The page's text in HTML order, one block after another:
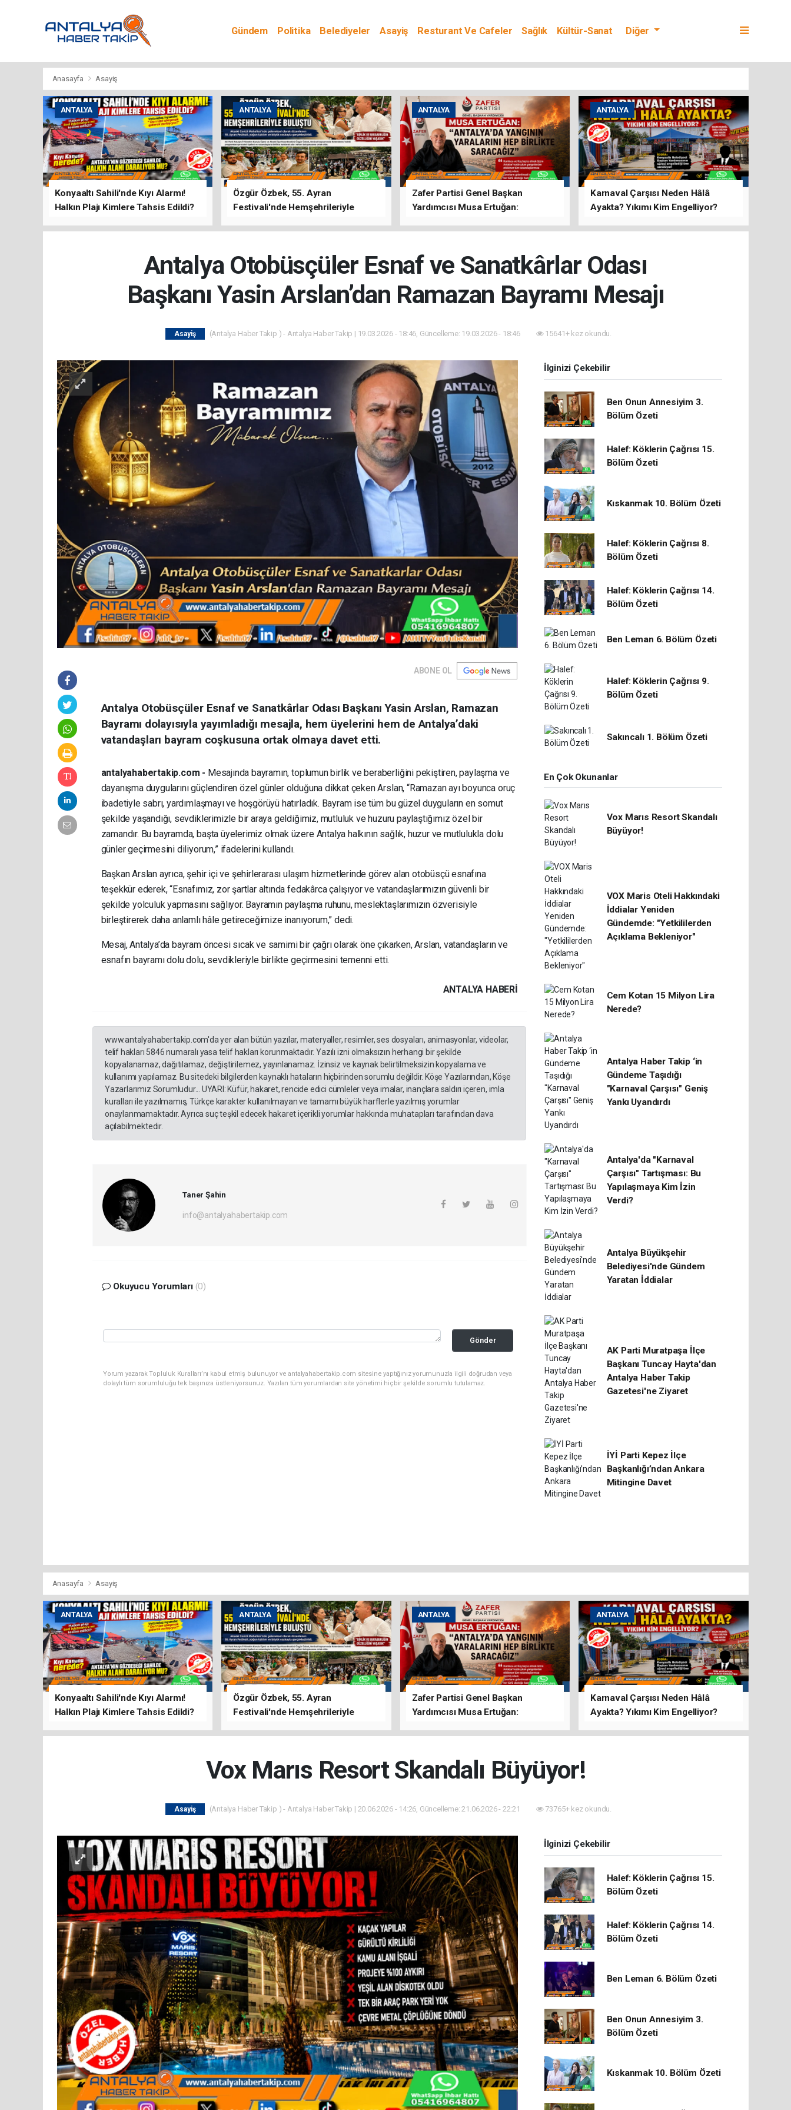
Gündem Politika Belediyeler Asayiş Resturant Ve Cafeler Sağlık
Kültür-Sanat
Diğer
Anasayfa Asayiş
ANTALYA
Konyaaltı Sahili'nde Kıyı Alarmı!
Halkın Plajı Kimlere Tahsis Edildi?
ANTALYA
Özgür Özbek, 55. Ayran
Festivali'nde Hemşehrileriyle
ANTALYA
Zafer Partisi Genel Başkan
Yardımcısı Musa Ertuğan:
ANTALYA
Karnaval Çarşısı Neden Hâlâ
Ayakta? Yıkımı Kim Engelliyor?
Antalya Otobüsçüler Esnaf ve Sanatkârlar Odası
Başkanı Yasin Arslan’dan Ramazan Bayramı Mesajı
Asayiş (Antalya Haber Takip ) - Antalya Haber Takip | 19.03.2026 - 18:46, Güncelleme: 19.03.2026 - 18:46 15641+ kez okundu.
ABONE OL
Antalya Otobüsçüler Esnaf ve Sanatkârlar Odası Başkanı Yasin Arslan, Ramazan
Bayramı dolayısıyla yayımladığı mesajla, hem üyelerini hem de Antalya’daki
vatandaşları bayram coşkusuna ortak olmaya davet etti.
antalyahabertakip.com - Mesajında bayramın, toplumun birlik ve beraberliğini pekiştiren, paylaşma ve
dayanışma duygularını güçlendiren özel günler olduğuna dikkat çeken Arslan, “Ramazan ayı boyunca oruç
ibadetiyle sabrı, yardımlaşmayı ve hoşgörüyü hatırladık. Bayram ise tüm bu güzel duyguların en somut
şekilde yaşandığı, sevdiklerimizle bir araya geldiğimiz, mutluluk ve huzuru paylaştığımız özel bir
zamandır. Bu bayramda, başta üyelerimiz olmak üzere Antalya halkının sağlık, huzur ve mutlulukla dolu
günler geçirmesini diliyorum,” ifadelerini kullandı.
Başkan Arslan ayrıca, şehir içi ve şehirlerarası ulaşım hizmetlerinde görev alan otobüsçü esnafına
teşekkür ederek, “Esnafımız, zor şartlar altında fedakârca çalışıyor ve vatandaşlarımızın güvenli bir
şekilde yolculuk yapmasını sağlıyor. Bayramın paylaşma ruhunu, meslektaşlarımızın özverisiyle
birleştirerek daha anlamlı hâle getireceğimize inanıyorum,” dedi.
Mesaj, Antalya’da bayram öncesi sıcak ve samimi bir çağrı olarak öne çıkarken, Arslan, vatandaşların ve
esnafın bayramı dolu dolu, sevdikleriyle birlikte geçirmesini temenni etti.
ANTALYA HABERİ
www.antalyahabertakip.com'da yer alan bütün yazılar, materyaller, resimler, ses dosyaları, animasyonlar, videolar,
telif hakları 5846 numaralı yasa telif hakları korunmaktadır. Yazılı izni olmaksızın herhangi bir şekilde
kopyalanamaz, dağıtılamaz, değiştirilemez, yayınlanamaz. İzinsiz ve kaynak belirtilmeksizin kopyalama ve
kullanımı yapılamaz. Bu sitedeki bilgilerden kaynaklı hataların hiçbirinden sorumlu değildir. Köşe Yazılarından, Köşe
Yazarlarımız Sorumludur... UYARI: Küfür, hakaret, rencide edici cümleler veya imalar, inançlara saldırı içeren, imla
kuralları ile yazılmamış, Türkçe karakter kullanılmayan ve tamamı büyük harflerle yazılmış yorumlar
onaylanmamaktadır. Ayrıca suç teşkil edecek hakaret içerikli yorumlar hakkında muhatapları tarafından dava
açılabilmektedir.
Taner Şahin
info@antalyahabertakip.com
Okuyucu Yorumları (0)
Gönder
Yorum yazarak Topluluk Kuralları’nı kabul etmiş bulunuyor ve antalyahabertakip.com sitesine yaptığınız yorumunuzla ilgili doğrudan veya
dolaylı tüm sorumluluğu tek başınıza üstleniyorsunuz. Yazılan tüm yorumlardan site yönetimi hiçbir şekilde sorumlu tutulamaz.
İlginizi Çekebilir
Ben Onun Annesiyim 3.
Bölüm Özeti
Halef: Köklerin Çağrısı 15.
Bölüm Özeti
Kıskanmak 10. Bölüm Özeti
Halef: Köklerin Çağrısı 8.
Bölüm Özeti
Halef: Köklerin Çağrısı 14.
Bölüm Özeti
Ben Leman 6. Bölüm Özeti
Halef: Köklerin Çağrısı 9.
Bölüm Özeti
Sakıncalı 1. Bölüm Özeti
En Çok Okunanlar
Vox Marıs Resort Skandalı
Büyüyor!
VOX Maris Oteli Hakkındaki
İddialar Yeniden
Gündemde: "Yetkililerden
Açıklama Bekleniyor"
Cem Kotan 15 Milyon Lira
Nerede?
Antalya Haber Takip ‘in
Gündeme Taşıdığı
"Karnaval Çarşısı" Geniş
Yankı Uyandırdı
Antalya'da "Karnaval
Çarşısı" Tartışması: Bu
Yapılaşmaya Kim İzin
Verdi?
Antalya Büyükşehir
Belediyesi'nde Gündem
Yaratan İddialar
AK Parti Muratpaşa İlçe
Başkanı Tuncay Hayta'dan
Antalya Haber Takip
Gazetesi'ne Ziyaret
İYİ Parti Kepez İlçe
Başkanlığı’ndan Ankara
Mitingine Davet
Anasayfa Asayiş
ANTALYA
Konyaaltı Sahili'nde Kıyı Alarmı!
Halkın Plajı Kimlere Tahsis Edildi?
ANTALYA
Özgür Özbek, 55. Ayran
Festivali'nde Hemşehrileriyle
ANTALYA
Zafer Partisi Genel Başkan
Yardımcısı Musa Ertuğan:
ANTALYA
Karnaval Çarşısı Neden Hâlâ
Ayakta? Yıkımı Kim Engelliyor?
Vox Marıs Resort Skandalı Büyüyor!
Asayiş (Antalya Haber Takip ) - Antalya Haber Takip | 20.06.2026 - 14:26, Güncelleme: 21.06.2026 - 22:21 73765+ kez okundu.
İlginizi Çekebilir
Halef: Köklerin Çağrısı 15.
Bölüm Özeti
Halef: Köklerin Çağrısı 14.
Bölüm Özeti
Ben Leman 6. Bölüm Özeti
Ben Onun Annesiyim 3.
Bölüm Özeti
Kıskanmak 10. Bölüm Özeti